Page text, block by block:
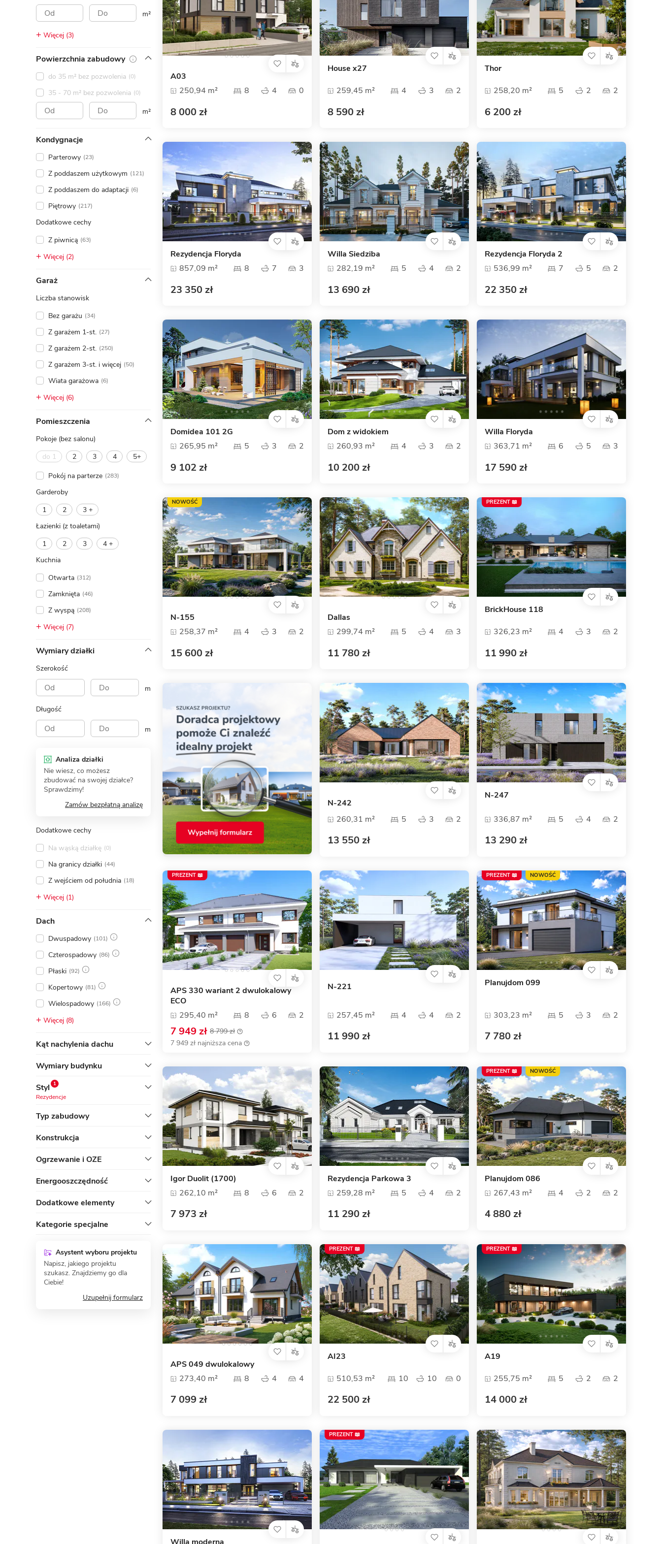
DODATKOWE ELEMENTY Dom pasywny- co to znaczy
AKADEMIA EXTRADOM.PL
BAZA WIEDZY
Zobacz wszystkie porady
m²
Więcej (3)
Powierzchnia zabudowy
do 35 m² bez pozwolenia (0)
35 - 70 m² bez pozwolenia (0)
m²
Kondygnacje
Parterowy (23)
Z poddaszem użytkowym (121)
Z poddaszem do adaptacji (6)
Piętrowy (217)
Dodatkowe cechy
Z piwnicą (63)
Więcej (2)
Garaż
Liczba stanowisk
Bez garażu (34)
Z garażem 1-st. (27)
Z garażem 2-st. (250)
Z garażem 3-st. i więcej (50)
Wiata garażowa (6)
Więcej (6)
Pomieszczenia
Pokoje (bez salonu)
do 1
2 3 4 5+
Pokój na parterze (283)
Garderoby
1
2
3 +
Łazienki (z toaletami)
1
2 3
4 +
Kuchnia
Otwarta (312)
Zamknięta (46)
Z wyspą (208)
Więcej (7)
Wymiary działki
Szerokość
m
Długość
m
Analiza działki
Nie wiesz, co możesz
zbudować na swojej działce?
Sprawdzimy!
Zamów bezpłatną analizę
Dodatkowe cechy
Na wąską działkę (0)
Na granicy działki (44)
Z wejściem od południa (18)
Więcej (1)
Dach
Dwuspadowy (101)
Czterospadowy (86)
Płaski (92)
Kopertowy (81)
Wielospadowy (166)
Więcej (8)
Kąt nachylenia dachu
Wymiary budynku
Styl 1
Rezydencje
Typ zabudowy
Konstrukcja
Ogrzewanie i OZE
Energooszczędność
Dodatkowe elementy
Kategorie specjalne
Asystent wyboru projektu
Napisz, jakiego projektu
szukasz. Znajdziemy go dla
Ciebie!
Uzupełnij formularz
A03
250,94 m²
8 4 0
8 000 zł
House x27
259,45 m² 4 3 2
8 590 zł
Thor
258,20 m² 5 2 2
6 200 zł
Rezydencja Floryda
857,09 m²
8 7 3
23 350 zł
Willa Siedziba
282,19 m²
5 4 2
13 690 zł
Rezydencja Floryda 2
536,99 m²
7 5 2
22 350 zł
Domidea 101 2G
265,95 m²
5 3 2
9 102 zł
Dom z widokiem
260,93 m²
4 3 2
10 200 zł
Willa Floryda
363,71 m²
6 5 3
17 590 zł
N-155
258,37 m²
4 3 2
15 600 zł
NOWOŚĆ
Dallas
299,74 m²
5 4 3
11 780 zł
BrickHouse 118
326,23 m² 4 3 2
11 990 zł
PREZENT 📖
N-242
260,31 m²
5 3 2
13 550 zł
N-247
336,87 m² 5 4 2
13 290 zł
APS 330 wariant 2 dwulokalowy
ECO
295,40 m²
8 6 2
7 949 zł 8 799 zł
7 949 zł najniższa cena
PREZENT 📖
N-221
257,45 m² 4 4 2
11 990 zł
Planujdom 099
303,23 m² 5 3 2
7 780 zł
PREZENT 📖 NOWOŚĆ
Igor Duolit (1700)
262,10 m²
8 6 2
7 973 zł
Rezydencja Parkowa 3
259,28 m²
5 4 2
11 290 zł
Planujdom 086
267,43 m²
4 2 2
4 880 zł
PREZENT 📖 NOWOŚĆ
APS 049 dwulokalowy
273,40 m²
8 4 4
7 099 zł
AI23
510,53 m² 10 10 0
22 500 zł
PREZENT 📖
A19
255,75 m² 5 2 2
14 000 zł
PREZENT 📖
PREZENT 📖